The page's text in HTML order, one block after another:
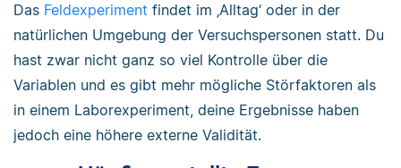
Das Feldexperiment findet im ‚Alltag‘ oder in der
natürlichen Umgebung der Versuchspersonen statt. Du
hast zwar nicht ganz so viel Kontrolle über die
Variablen und es gibt mehr mögliche Störfaktoren als
in einem Laborexperiment, deine Ergebnisse haben
jedoch eine höhere externe Validität.